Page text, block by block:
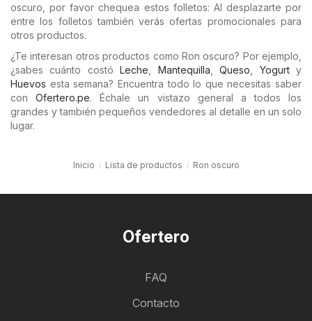
oscuro, por favor chequea estos folletos: Al desplazarte por
entre los folletos también verás ofertas promocionales para
otros productos.
¿Te interesan otros productos como Ron oscuro? Por ejemplo,
¿sabes cuánto costóLeche Mantequilla ,Queso Yogurty
Huevos esta semana? Encuentra todo lo que necesitas saber
conOfertero.pe. Échale un vistazo general a todos los
grandes y también pequeños vendedores al detalle en un solo
lugar.
Inicio Lista de productos Ron oscuro
Ofertero
FAQ
Contacto